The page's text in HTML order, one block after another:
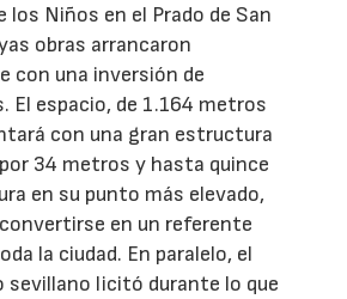
los Niños en el Prado de San
obras arrancaron
con una inversión de
El espacio, de 1.164 metros
con una gran estructura
34 metros y hasta quince
en su punto más elevado,
en un referente
la ciudad. En paralelo, el
licitó durante lo que